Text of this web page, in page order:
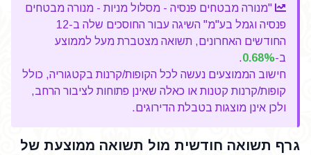
"מנורה מבטחים פנסיה - מסלול מניות - מנורה מבטחים
פנסיה וגמל בע"מ" השיגה עבור החוסכים שלה ב-12
החודשים האחרונים, תשואה מצטברת מעל לממוצע
ב-0.68%
.
חישוב הממוצעים נעשה לכל הקופות/קרנות בקטגוריה, כולל
קופות/קרנות קטנות או כאלה שאינן פתוחות לציבור הרחב,
ולכן אינן מוצגות בטבלת הדירוגים.
גרף תשואה חודשית מול תשואה ממוצעת של